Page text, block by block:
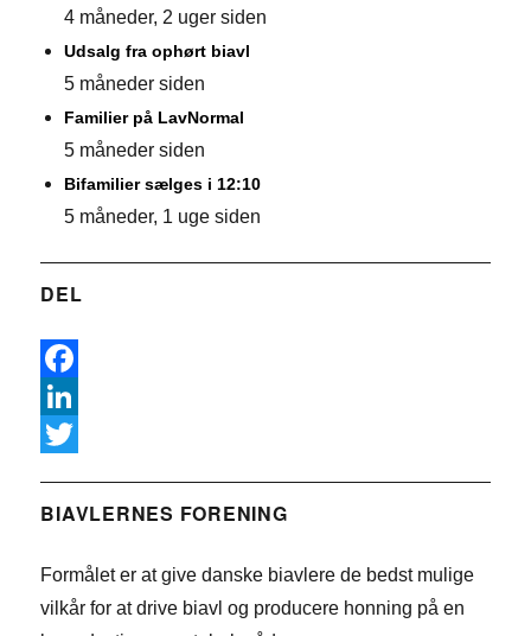
4 måneder, 2 uger siden
Udsalg fra ophørt biavl
5 måneder siden
Familier på LavNormal
5 måneder siden
Bifamilier sælges i 12:10
5 måneder, 1 uge siden
DEL
F
a
e
o
L
n
e
w
t
BIAVLERNES FORENING
Formålet er at give danske biavlere de bedst mulige
vilkår for at drive biavl og producere honning på en